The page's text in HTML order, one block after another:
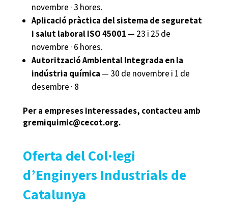
novembre · 3 hores.
Aplicació pràctica del sistema de seguretat
i salut laboral ISO 45001 — 23 i 25 de
novembre · 6 hores.
Autorització Ambiental Integrada en la
indústria química — 30 de novembre i 1 de
desembre · 8
Per a empreses interessades, contacteu amb
gremiquimic@cecot.org.
Oferta del Col·legi
d’Enginyers Industrials de
Catalunya